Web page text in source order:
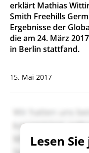
erklärt Mathias
Smith Freehills
Ergebnisse der
die am 24. März
in Berlin stattfand.
15. Mai 2017
Lesen